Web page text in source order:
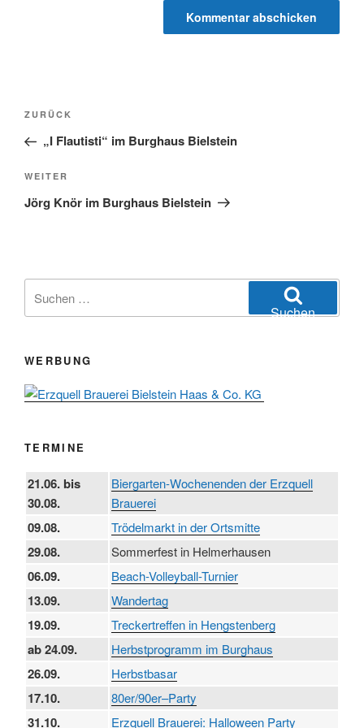
Beitragsnavigation
Vorheriger
Beitrag
ZURÜCK
„I Flautisti“ im Burghaus Bielstein
Nächster
Beitrag
WEITER
Jörg Knör im Burghaus Bielstein
nach:
Suchen
WERBUNG
TERMINE
21.06. bis
30.08.
Biergarten-Wochenenden der Erzquell
Brauerei
09.08. Trödelmarkt in der Ortsmitte
29.08. Sommerfest in Helmerhausen
06.09. Beach-Volleyball-Turnier
13.09. Wandertag
19.09. Treckertreffen in Hengstenberg
ab 24.09. Herbstprogramm im Burghaus
26.09. Herbstbasar
17.10. 80er/90er–Party
31.10. Erzquell Brauerei: Halloween Party